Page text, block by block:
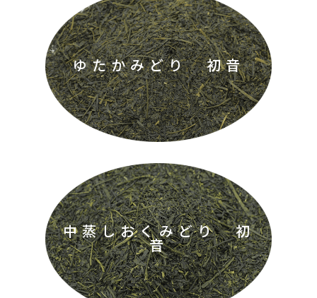
ゆたかみどり 初音
中蒸しおくみどり 初
音